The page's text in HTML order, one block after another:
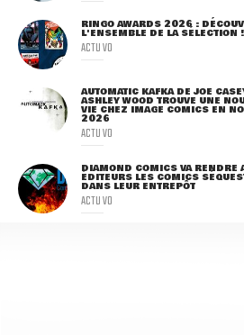
RINGO AWARDS 2026 :
L'ENSEMBLE DE LA SÉLECTION !
ACTU VO
AUTOMATIC KAFKA DE JOE
ASHLEY WOOD TROUVE UNE
VIE CHEZ IMAGE COMICS EN
2026
ACTU VO
DIAMOND COMICS VA RENDRE
ÉDITEURS LES COMICS
DANS LEUR ENTREPÔT
ACTU VO